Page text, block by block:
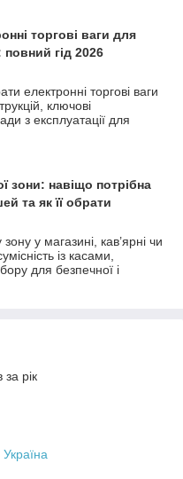
торгові ваги для
повний гід 2026
електронні торгові ваги
ключові
з експлуатації для
зони: навіщо потрібна
та як її обрати
у магазині, кав’ярні чи
із касами,
для безпечної і
за рік